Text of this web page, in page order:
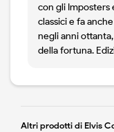
con gli Imposters
classici e fa
negli anni
della fortuna.
Altri prodotti di Elvis